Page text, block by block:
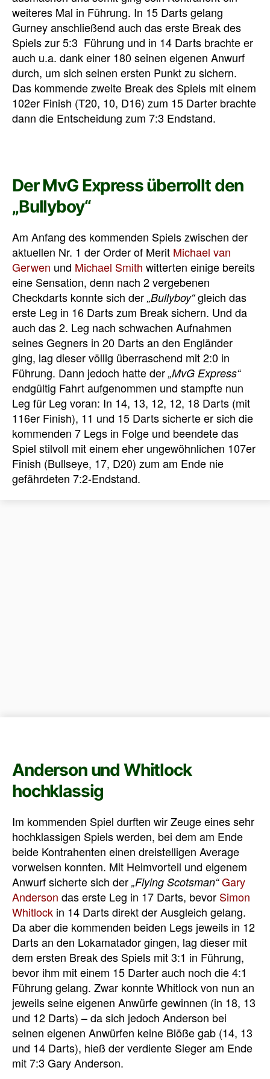
weiteres Mal in Führung. In 15 Darts gelang
Gurney anschließend auch das erste Break des
Spiels zur 5:3 Führung und in 14 Darts brachte er
auch u.a. dank einer 180 seinen eigenen Anwurf
durch, um sich seinen ersten Punkt zu sichern.
Das kommende zweite Break des Spiels mit einem
102er Finish (T20, 10, D16) zum 15 Darter brachte
dann die Entscheidung zum 7:3 Endstand.
Der MvG Express überrollt den
„Bullyboy“
Am Anfang des kommenden Spiels zwischen der
aktuellen Nr. 1 der Order of Merit Michael van
Gerwen und Michael Smith witterten einige bereits
eine Sensation, denn nach 2 vergebenen
Checkdarts konnte sich der „Bullyboy“gleich das
erste Leg in 16 Darts zum Break sichern. Und da
auch das 2. Leg nach schwachen Aufnahmen
seines Gegners in 20 Darts an den Engländer
ging, lag dieser völlig überraschend mit 2:0 in
Führung. Dann jedoch hatte der „MvG Express“
endgültig Fahrt aufgenommen und stampfte nun
Leg für Leg voran: In 14, 13, 12, 12, 18 Darts (mit
116er Finish), 11 und 15 Darts sicherte er sich die
kommenden 7 Legs in Folge und beendete das
Spiel stilvoll mit einem eher ungewöhnlichen 107er
Finish (Bullseye, 17, D20) zum am Ende nie
gefährdeten 7:2-Endstand.
Anderson und Whitlock
hochklassig
Im kommenden Spiel durften wir Zeuge eines sehr
hochklassigen Spiels werden, bei dem am Ende
beide Kontrahenten einen dreistelligen Average
vorweisen konnten. Mit Heimvorteil und eigenem
Anwurf sicherte sich der „Flying Scotsman“ Gary
Anderson das erste Leg in 17 Darts, bevor Simon
Whitlock in 14 Darts direkt der Ausgleich gelang.
Da aber die kommenden beiden Legs jeweils in 12
Darts an den Lokamatador gingen, lag dieser mit
dem ersten Break des Spiels mit 3:1 in Führung,
bevor ihm mit einem 15 Darter auch noch die 4:1
Führung gelang. Zwar konnte Whitlock von nun an
jeweils seine eigenen Anwürfe gewinnen (in 18, 13
und 12 Darts) – da sich jedoch Anderson bei
seinen eigenen Anwürfen keine Blöße gab (14, 13
und 14 Darts), hieß der verdiente Sieger am Ende
mit 7:3 Gary Anderson.